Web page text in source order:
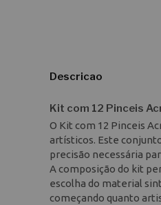
Descricao
Kit com 12 Pinceis
O Kit com 12 Pinceis
artísticos. Este
precisão necessária
A composição do kit
escolha do material
começando quanto